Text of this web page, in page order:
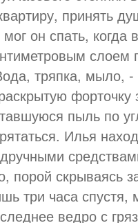
принять
мог он спать, когда
слоем
тряпка, мыло,
форточку
пыль по
Илья
порой скрываясь
три часа спустя,
ведро с